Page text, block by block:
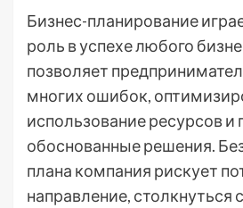
Бизнес-планирование
роль в успехе любого
позволяет
многих ошибок,
использование ресурсов и
обоснованные решения.
плана компания рискует
направление, столкнуться